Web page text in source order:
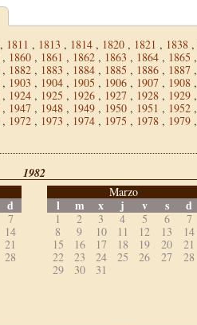
, 1811 , 1813 , 1814 , 1820 , 1821 , 1838 ,
, 1860 , 1861 , 1862 , 1863 , 1864 , 1865 ,
, 1882 , 1883 , 1884 , 1885 , 1886 , 1887 ,
, 1903 , 1904 , 1905 , 1906 , 1907 , 1908 ,
, 1924 , 1925 , 1926 , 1927 , 1928 , 1929 ,
, 1947 , 1948 , 1949 , 1950 , 1951 , 1952 ,
, 1972 , 1973 , 1974 , 1975 , 1978 , 1979 ,
1982
d
7
14
21
28
Marzo
l m x j v s d
1 2 3 4 5 6
7
8
9 10 11 12 13
14
15
16 17 18 19 20
21
22
23 24 25 26 27
28
29
30 31